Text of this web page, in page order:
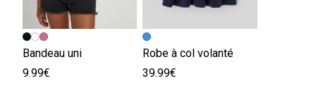
Bandeau uni
9.99€
Robe à col volanté
39.99€